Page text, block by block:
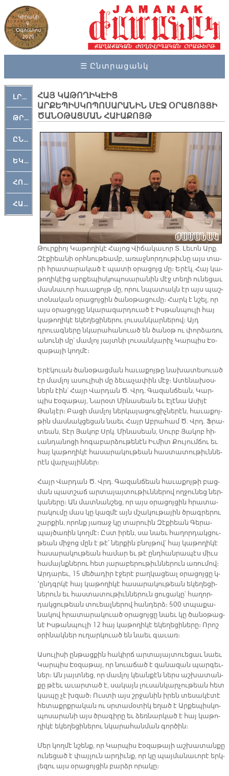
Կիրակի
9,
Օգոստոս
2026
☰ Ընտրացանկ
ԼՐԱՀՈՍ
ԹՐՔԱՀԱՅ ԿԵԱՆՔ
ԸՆԿԵՐԱՄՇԱԿՈՒԹԱՅԻՆ
ԵԿԵՂԵՑԱԿԱՆ
ՀՈԳԵՄՏԱՒՈՐ
ՀԱՐԹԱԿ
ՀԱՅ ԿԱԹՈՂԻԿԷԻՑ
ԱՐՔԵՊԻՍԿՈՊՈՍԱՐԱՆԻՆ ՄԷՋ ՕՐԱՑՈՅՑԻ
ԾԱՆՕԹԱՑՄԱՆ ՀԱՒԱՔՈՅԹ
Թուր­քիոյ Կա­թո­ղի­կէ Հա­յոց Վի­ճա­կա­ւոր Տ. Լե­ւոն Արք.
Զէ­քիեա­նի օրհ­նու­թեամբ, ա­ռաջ­նոր­դու­թիւ­նը այս տա­
րի հրա­տա­րա­կած է պա­տի օ­րա­ցոյց մը։ Ե­րէկ, Հայ կա­
թո­ղի­կէից ար­քե­պիս­կո­պո­սա­րա­նին մէջ տե­ղի ու­նե­ցաւ
մաս­նա­ւոր հա­ւա­քոյթ մը, ո­րու նպա­տակն էր այս պաշ­
տօ­նա­կան օ­րա­ցոյ­ցին ծա­նօ­թա­ցու­մը։ Հարկ է նշել, որ
այս օ­րա­ցոյ­ցը նկա­րա­զար­դուած է Իս­թան­պու­լի հայ
կա­թո­ղի­կէ ե­կե­ղե­ցի­նե­րու լու­սան­կար­նե­րով։ Այդ
դրուագ­նե­րը նկա­րա­հա­նուած են ծա­նօթ ու փոր­ձա­ռու
ա­նու­նի մը՝ մամ­լոյ յայտ­նի լու­սան­կա­րիչ Կար­պիս Էօ­
զա­թա­յի կող­մէ։
Ե­րէ­կուան ծա­նօ­թաց­ման հա­ւա­քոյ­թը նա­խա­տե­սուած
էր մամ­լոյ ա­սու­լի­սի մը ձե­ւա­չա­փին մէջ։ Ա­տե­նա­խօս­
ներն էին՝ Հայր Վար­դան Ծ. Վրդ. Գա­զան­ճեան, Կար­
պիս Էօ­զա­թայ, Նա­րօտ Մի­նա­սեան եւ Է­լէ­նա Ա­սի­յէ
Թան­յէր։ Բա­ցի մամ­լոյ ներ­կա­յա­ցու­ցիչ­նե­րէն, հա­ւա­քոյ­
թին մաս­նակ­ցե­ցան նաեւ Հայր Աբ­րա­համ Ծ. Վրդ. Ֆրա­
տեան, Տէր Յա­կոբ Սրկ. Մի­նա­սեան, Սուրբ Յա­կոբ հի­
ւան­դա­նո­ցի հո­գա­բար­ձու­թե­նէն Իւ­միտ Քու­յում­ճու եւ
հայ կա­թո­ղի­կէ հա­սա­րա­կու­թեան հաս­տա­տու­թիւն­նե­
րէն վար­չա­յին­ներ։
Հայր Վար­դան Ծ. Վրդ. Գա­զան­ճեան հա­ւա­քոյ­թի բաց­
ման պատ­շաճ ար­տա­յայ­տու­թիւն­նե­րով ող­ջու­նեց ներ­
կա­նե­րը։ Ան մատ­նան­շեց, որ այս օ­րա­ցոյ­ցին հրա­տա­
րա­կու­մը մաս կը կազ­մէ այն մշա­կու­թա­յին ծրագ­րե­րու
շար­քին, ո­րոնք յա­ռաջ կը տա­րուին Զէ­քիեան Գե­րա­
պայ­ծա­ռին կող­մէ։ Ըստ ի­րեն, սա նաեւ հա­ղոր­դակ­ցու­
թեան մի­ջոց մըն է թէ՛ ներ­քին բնոյ­թով՝ հայ կա­թո­ղի­կէ
հա­սա­րա­կու­թեան հա­մար եւ թէ ընդ­հան­րա­պէս միւս
հա­մայնք­նե­րու հետ յա­րա­բե­րու­թիւն­նե­րուն ա­ռու­մով։
Ար­դա­րեւ, 15 մե­ծա­դիր է­ջե­րէ բաղ­կա­ցեալ օ­րա­ցոյ­ցը կ­­
՚ընդգր­կէ հայ կա­թո­ղի­կէ հա­սա­րա­կու­թեան ե­կե­ղե­ցի­
նե­րուն եւ հաս­տա­տու­թիւն­նե­րուն ցու­ցա­կը՝ հա­ղոր­
դակ­ցու­թեան տուեալ­նե­րով հան­դերձ։ 500 տպա­քա­
նա­կով հրա­տա­րա­կուած օ­րա­ցոյ­ցը նաեւ կը ծա­նօ­թաց­
նէ Իս­թան­պու­լի 12 հայ կա­թո­ղի­կէ ե­կե­ղեցինե­րը։ Ո­րոշ
օ­րի­նակ­ներ ու­ղար­կուած են նաեւ գա­ւառ։
Ա­սու­լի­սի ըն­թաց­քին հա­կիրճ ար­տա­յայ­տուե­ցաւ նաեւ
Կար­պիս Էօ­զա­թայ, որ նուա­ճած է զա­նա­զան պար­գեւ­
ներ։ Ան յայտ­նեց, որ մամ­լոյ կեան­քէն ներս աշ­խա­տան­
քը թէեւ ա­ւար­տած է, սա­կայն լու­սան­կար­չու­թեան հետ
կա­պը չէ խզած։ Ուս­տի այս շրջա­նին ի­րեն տե­սա­կէ­տէ
հե­տաքրք­րա­կան ու սրտա­մօ­տիկ ե­ղած է Ար­քե­պիս­կո­
պո­սա­րա­նի այս ծրա­գի­րը եւ ձեռ­նար­կած է հայ կա­թո­
ղի­կէ ե­կե­ղեց­ի­նե­րու նկա­րա­հան­ման գոր­ծին։
Մեր կող­մէ նշենք, որ Կար­պիս Էօ­զա­թա­յի աշ­խա­տան­քը
ու­նե­ցած է փայ­լուն ար­դիւնք, որ կը պայ­մա­նա­ւո­րէ երկ­
լե­զու այս օ­րա­ցոյ­ցին բարձր ո­րա­կը։